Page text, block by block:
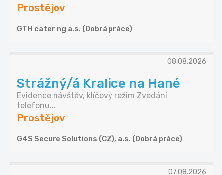
Prostějov
GTH catering a.s. (Dobrá práce)
08.08.2026
Strážný/á Kralice na Hané
Evidence návštěv, klíčový režim Zvedání
telefonu...
Prostějov
G4S Secure Solutions (CZ), a.s. (Dobrá práce)
07.08.2026